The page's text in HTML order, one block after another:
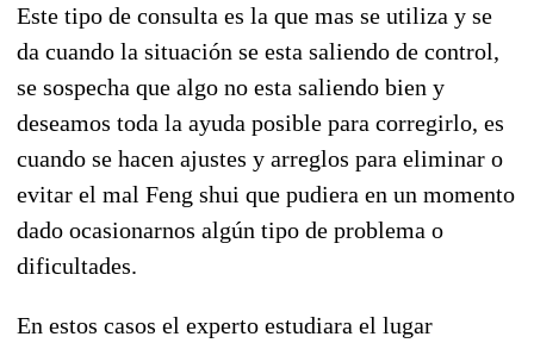
Este tipo de consulta es la que mas se utiliza y se
da cuando la situación se esta saliendo de control,
se sospecha que algo no esta saliendo bien y
deseamos toda la ayuda posible para corregirlo, es
cuando se hacen ajustes y arreglos para eliminar o
evitar el mal Feng shui que pudiera en un momento
dado ocasionarnos algún tipo de problema o
dificultades.
En estos casos el experto estudiara el lugar